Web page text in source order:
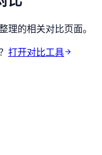
理的相关对比页面。
打开对比工具